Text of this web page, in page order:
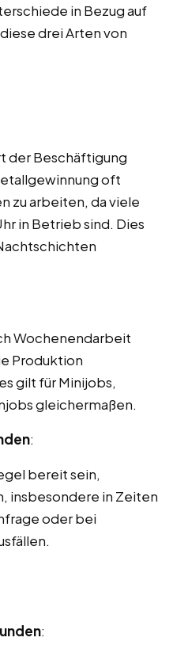
in Bezug auf
drei Arten von
der Beschäftigung
oft
zu arbeiten, da viele
in Betrieb sind. Dies
Wochenendarbeit
Produktion
gilt für Minijobs,
gleichermaßen.
:
bereit sein,
insbesondere in Zeiten
oder bei
: